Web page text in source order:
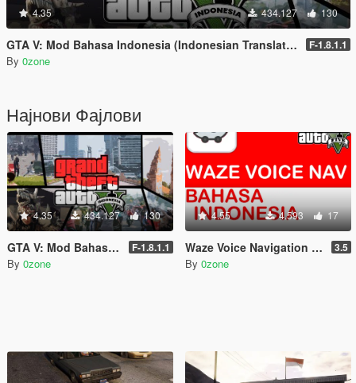
4.35 434.127 130
GTA V: Mod Bahasa Indonesia (Indonesian Translation) F-1.8.1.1
By 0zone
Најнови Фајлови
4.35 434.127 130
GTA V: Mod Bahasa Indonesia (Indonesian Translation) F-1.8.1.1
By 0zone
4.55 4.593 17
Waze Voice Navigation Mod - Suara Bahasa Indonesia 3.5
By 0zone